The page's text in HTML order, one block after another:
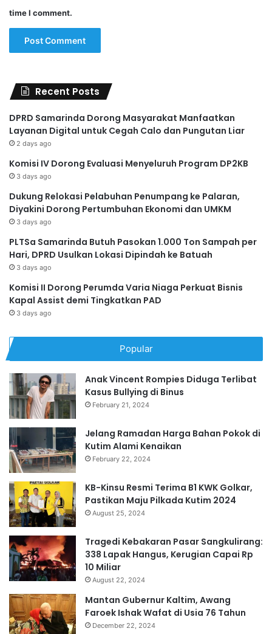
time I comment.
Recent Posts
DPRD Samarinda Dorong Masyarakat Manfaatkan
Layanan Digital untuk Cegah Calo dan Pungutan Liar
2 days ago
Komisi IV Dorong Evaluasi Menyeluruh Program DP2KB
3 days ago
Dukung Relokasi Pelabuhan Penumpang ke Palaran,
Diyakini Dorong Pertumbuhan Ekonomi dan UMKM
3 days ago
PLTSa Samarinda Butuh Pasokan 1.000 Ton Sampah per
Hari, DPRD Usulkan Lokasi Dipindah ke Batuah
3 days ago
Komisi II Dorong Perumda Varia Niaga Perkuat Bisnis
Kapal Assist demi Tingkatkan PAD
3 days ago
Popular
Anak Vincent Rompies Diduga Terlibat
Kasus Bullying di Binus
February 21, 2024
Jelang Ramadan Harga Bahan Pokok di
Kutim Alami Kenaikan
February 22, 2024
KB-Kinsu Resmi Terima B1 KWK Golkar,
Pastikan Maju Pilkada Kutim 2024
August 25, 2024
Tragedi Kebakaran Pasar Sangkulirang:
338 Lapak Hangus, Kerugian Capai Rp
10 Miliar
August 22, 2024
Mantan Gubernur Kaltim, Awang
Faroek Ishak Wafat di Usia 76 Tahun
December 22, 2024